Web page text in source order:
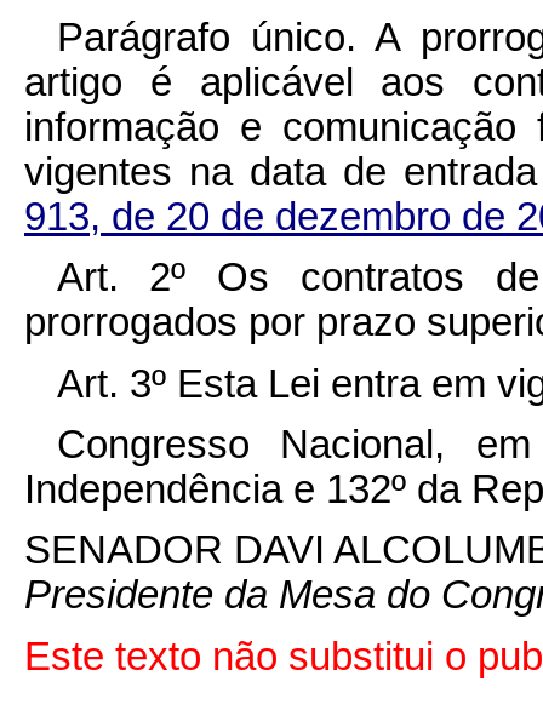
Parágrafo único. A
artigo é aplicável aos
informação e
vigentes na data de
913, de 20 de dezembro de
Art. 2º Os contratos
prorrogados por prazo
Art. 3º Esta Lei entra em
Congresso Nacional,
Independência e 132º da
SENADOR DAVI
Presidente da Mesa do
Este texto não substitui o